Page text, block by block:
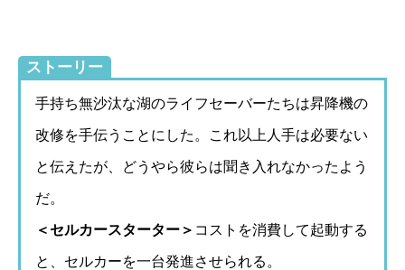
ストーリー
手持ち無沙汰な湖のライフセーバーたちは昇降機の
改修を手伝うことにした。これ以上人手は必要ない
と伝えたが、どうやら彼らは聞き入れなかったよう
だ。
＜セルカースターター＞ コストを消費して起動する
と、セルカーを一台発進させられる。